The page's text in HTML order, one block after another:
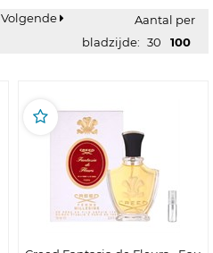
Volgende
Aantal per
bladzijde: 30 100